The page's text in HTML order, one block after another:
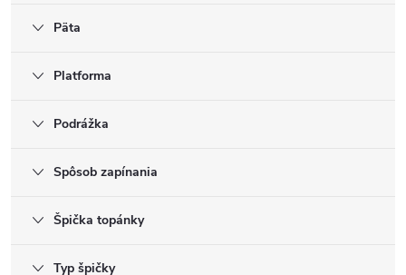
Päta
Platforma
Podrážka
Spôsob zapínania
Špička topánky
Typ špičky